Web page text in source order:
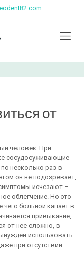
от
человек. При
сосудосуживающие
несколько раз в
он не подозревает,
исчезают –
облегчение. Но это
больной капает в
привыкание,
от нее сложно, в
использовать
при отсутствии